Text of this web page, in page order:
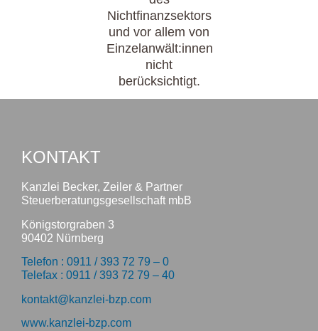
Nichtfinanzsektors
und vor allem von
Einzelanwält:innen
nicht
berücksichtigt.
KONTAKT
Kanzlei Becker, Zeiler & Partner
Steuerberatungsgesellschaft mbB
Königstorgraben 3
90402 Nürnberg
Telefon : 0911 / 393 72 79 – 0
Telefax : 0911 / 393 72 79 – 40
kontakt@kanzlei-bzp.com
www.kanzlei-bzp.com